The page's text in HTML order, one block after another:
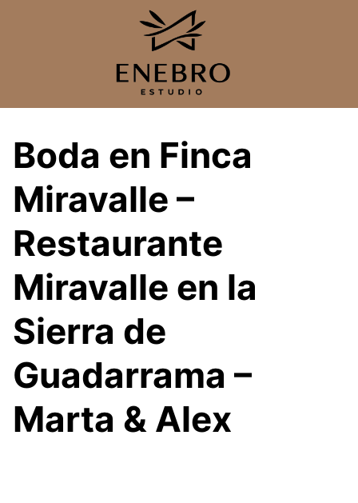
Boda en Finca
Miravalle –
Restaurante
Miravalle en la
Sierra de
Guadarrama –
Marta & Alex